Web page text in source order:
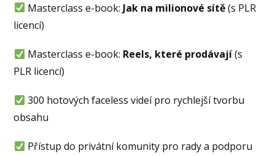
Masterclass e-book: Jak na milionové sítě(s PLR
licencí)
Masterclass e-book: Reels, které prodávají(s
PLR licencí)
300 hotových faceless videí pro rychlejší tvorbu
obsahu
Přístup do privátní komunity pro rady a podporu